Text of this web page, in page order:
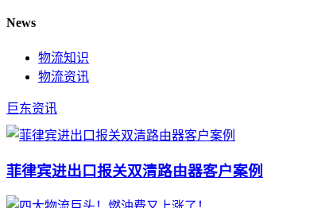
News
物流知识
物流资讯
巨东资讯
菲律宾进出口报关双清路由器客户案例